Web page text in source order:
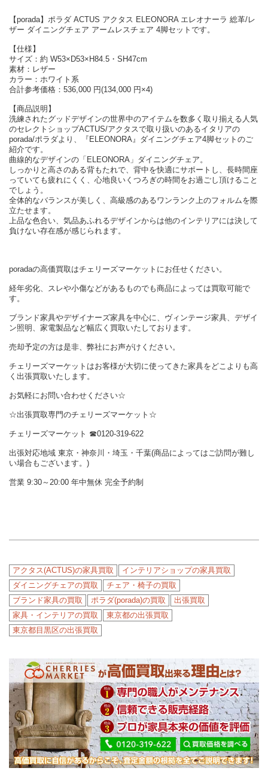
【porada】ポラダ ACTUS アクタス ELEONORA エレオナーラ 総革/レ
ザー ダイニングチェア アームレスチェア 4脚セットです。
【仕様】
サイズ：約 W53×D53×H84.5・SH47cm
素材：レザー
カラー：ホワイト系
合計参考価格：536,000 円(134,000 円×4)
【商品説明】
洗練されたグッドデザインの世界中のアイテムを数多く取り揃える人気
のセレクトショップACTUS/アクタスで取り扱いのあるイタリアの
porada/ポラダより、『ELEONORA』ダイニングチェア4脚セットのご
紹介です。
曲線的なデザインの「ELEONORA」ダイニングチェア。
しっかりと高さのある背もたれで、背中を快適にサポートし、長時間座
っていても疲れにくく、心地良いくつろぎの時間をお過ごし頂けること
でしょう。
全体的なバランスが美しく、高級感のあるワンランク上のフォルムを際
立たせます。
上品な色合い、気品あふれるデザインからは他のインテリアには決して
負けない存在感が感じられます。
poradaの高価買取はチェリーズマーケットにお任せください。
経年劣化、スレや小傷などがあるものでも商品によっては買取可能で
す。
ブランド家具やデザイナーズ家具を中心に、ヴィンテージ家具、デザイ
ン照明、家電製品など幅広く買取いたしております。
売却予定の方は是非、弊社にお声がけください。
チェリーズマーケットはお客様が大切に使ってきた家具をどこよりも高
く出張買取いたします。
お気軽にお問い合わせください☆
☆出張買取専門のチェリーズマーケット☆
チェリーズマーケット ☎︎0120-319-622
出張対応地域 東京・神奈川・埼玉・千葉(商品によってはご訪問が難し
い場合もございます。)
営業 9:30～20:00 年中無休 完全予約制
アクタス(ACTUS)の家具買取
インテリアショップの家具買取
ダイニングチェアの買取
チェア・椅子の買取
ブランド家具の買取
ポラダ(porada)の買取
出張買取
家具・インテリアの買取
東京都の出張買取
東京都目黒区の出張買取